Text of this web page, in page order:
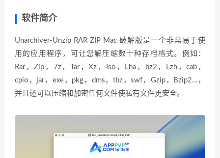
软件简介
Unarchiver-Unzip RAR ZIP Mac 破解版是一个非常易于使
用的应用程序，可让您解压缩数十种存档格式。例如：
Rar，Zip，7z，Tar，Xz，Iso，Lha，bz2，Lzh，cab，
cpio，jar，exe，pkg，dms，tbz，swf，Gzip，Bzip2…，
并且还可以压缩和加密任何文件使私有文件更安全。